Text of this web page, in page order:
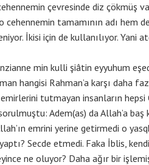
çevresinde diz çökmüş
cehennemin tamamının adı hem
İkisi için de kullanılıyor. Yani
min kulli şiâtin eyyuhum
hangisi Rahman’a karşı daha
emirlerini tutmayan insanların
Adem(as) da Allah’a baş
emrini yerine getirmedi o
Secde etmedi. Faka İblis,
ne oluyor? Daha ağır bir